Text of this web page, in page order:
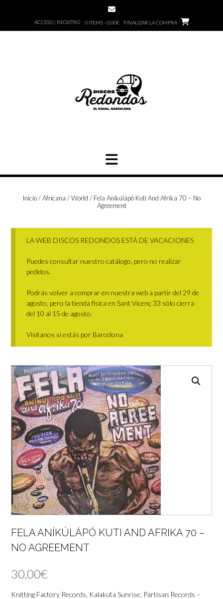
ACCESO | REGISTRO 0 ITEMS - 0,00€ FINALIZAR LA COMPRA
Inicio/Africana / World / Fela Aníkúlápó Kuti And Afrika 70 – No
Agreement
LA WEB DISCOS REDONDOS ESTÁ DE VACACIONES
Puedes consultar nuestro catálogo, pero no realizar
pedidos.
Podrás volver a comprar en nuestra web a partir del 29 de
agosto, pero la tienda física en Sant Vicenç 33 sólo cierra
del 10 al 15 de agosto.
Visítanos si estás por Barcelona
FELA ANÍKÚLÁPÓ KUTI AND AFRIKA 70 –
NO AGREEMENT
30,00€
Knitting Factory Records, Kalakuta Sunrise, Partisan Records –